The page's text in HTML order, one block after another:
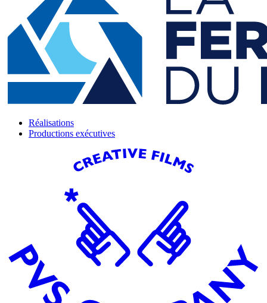
Réalisations
Productions exécutives